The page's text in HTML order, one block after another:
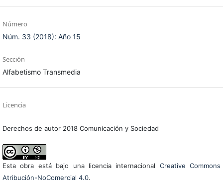
Número
Núm. 33 (2018): Año 15
Sección
Alfabetismo Transmedia
Licencia
Derechos de autor 2018 Comunicación y Sociedad
Esta obra está bajo una licencia internacional Creative Commons
Atribución-NoComercial 4.0.